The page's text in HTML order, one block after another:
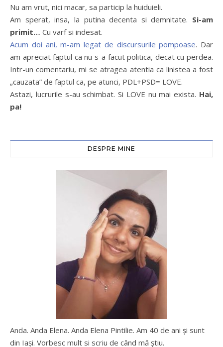
Nu am vrut, nici macar, sa particip la huiduieli.
Am sperat, insa, la putina decenta si demnitate. Si-am
primit… Cu varf si indesat.
Acum doi ani, m-am legat de discursurile pompoase. Dar
am apreciat faptul ca nu s-a facut politica, decat cu perdea.
Intr-un comentariu, mi se atragea atentia ca linistea a fost
„cauzata” de faptul ca, pe atunci, PDL+PSD= LOVE.
Astazi, lucrurile s-au schimbat. Si LOVE nu mai exista. Hai,
pa!
DESPRE MINE
Anda. Anda Elena. Anda Elena Pintilie. Am 40 de ani şi sunt
din Iaşi. Vorbesc mult si scriu de când mă ştiu.